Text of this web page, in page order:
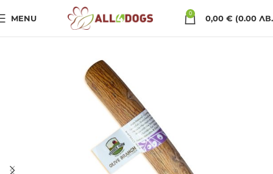
MENU 0 0,00 € (0.00